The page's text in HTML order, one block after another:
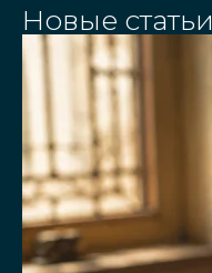
Новые статьи